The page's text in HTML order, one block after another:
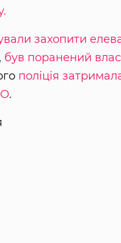
захопити
був поранений
поліція
.